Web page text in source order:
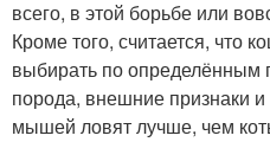
всего, в этой борьбе или
Кроме того, считается, что
выбирать по определённым
порода, внешние признаки
мышей ловят лучше, чем